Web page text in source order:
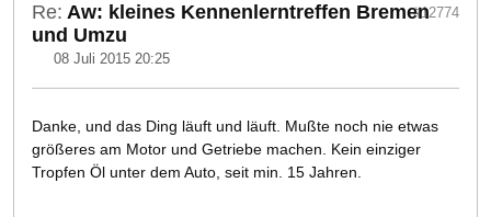
Re: Aw: kleines Kennenlerntreffen Bremen
und Umzu
08 Juli 2015 20:25
#12774
Danke, und das Ding läuft und läuft. Mußte noch nie etwas
größeres am Motor und Getriebe machen. Kein einziger
Tropfen Öl unter dem Auto, seit min. 15 Jahren.